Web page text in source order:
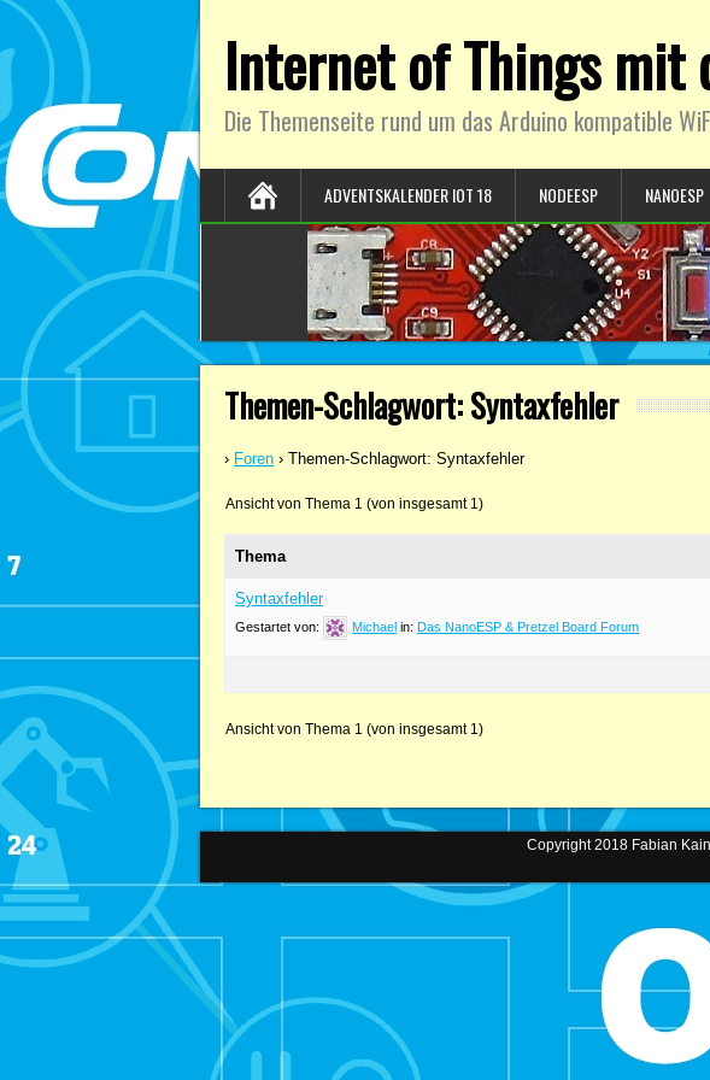
Internet of Things mit
Die Themenseite rund um das Arduino kompatible
ADVENTSKALENDER IOT 18 NODEESP NANOESP
Themen-Schlagwort: Syntaxfehler
› Foren › Themen-Schlagwort: Syntaxfehler
Ansicht von Thema 1 (von insgesamt 1)
Thema
Syntaxfehler
Gestartet von: Michael in: Das NanoESP & Pretzel Board Forum
Ansicht von Thema 1 (von insgesamt 1)
Copyright 2018 Fabian